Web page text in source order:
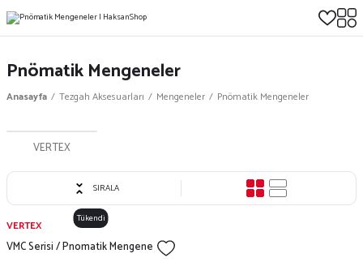
Pnömatik Mengeneler
Anasayfa Tezgah Aksesuarları Mengeneler Pnömatik Mengeneler
VERTEX
SIRALA
Tükendi
VERTEX
VMC Serisi / Pnomatik Mengene